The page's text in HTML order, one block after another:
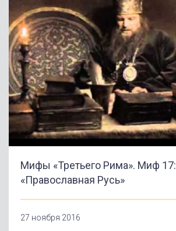
Мифы «Третьего Рима». Миф 17:
«Православная Русь»
27 ноября 2016